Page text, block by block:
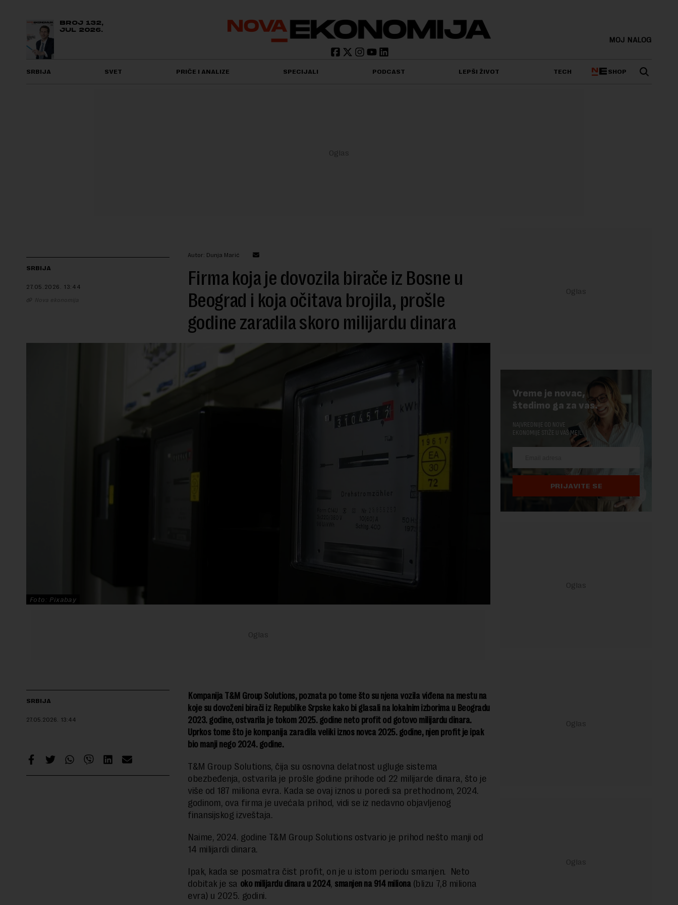
BROJ 132,
JUL 2026.
MOJ NALOG
SRBIJA SVET PRIČE I ANALIZE SPECIJALI PODCAST LEPŠI ŽIVOT TECH SHOP
SRBIJA
27.05.2026. 13:44
Nova ekonomija
Autor: Dunja Marić
Firma koja je dovozila birače iz Bosne u
Beograd i koja očitava brojila, prošle
godine zaradila skoro milijardu dinara
Foto: Pixabay
SRBIJA
27.05.2026. 13:44
Kompanija T&M Group Solutions, poznata po tome što su njena vozila viđena na mestu na
koje su dovoženi birači iz Republike Srpske kako bi glasali na lokalnim izborima u Beogradu
2023. godine, ostvarila je tokom 2025. godine neto profit od gotovo milijardu dinara.
Uprkos tome što je kompanija zaradila veliki iznos novca 2025. godine, njen profit je ipak
bio manji nego 2024. godine.
T&M Group Solutions, čija su osnovna delatnost ugluge sistema
obezbeđenja, ostvarila je prošle godine prihode od 22 milijarde dinara, što je
više od 187 miliona evra. Kada se ovaj iznos u poredi sa prethodnom, 2024.
godinom, ova firma je uvećala prihod, vidi se iz nedavno objavljenog
finansijskog izveštaja.
Naime, 2024. godine T&M Group Solutions ostvario je prihod nešto manji od
14 milijardi dinara.
Ipak, kada se posmatra čist profit, on je u istom periodu smanjen. Neto
dobitak je sa oko milijardu dinara u 2024, smanjen na 914 miliona(blizu 7,8 miliona
evra) u 2025. godini.
Vreme je novac,
štedimo ga za vas.
NAJVREDNIJE OD NOVE
EKONOMIJE STIŽE U VAŠ MEJL.
PRIJAVITE SE